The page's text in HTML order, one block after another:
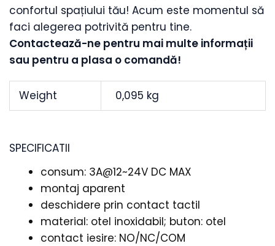
confortul spațiului tău! Acum este momentul să
faci alegerea potrivită pentru tine.
Contactează-ne pentru mai multe informații
sau pentru a plasa o comandă!
Weight 0,095 kg
SPECIFICATII
consum: 3A@12~24V DC MAX
montaj aparent
deschidere prin contact tactil
material: otel inoxidabil; buton: otel
contact iesire: NO/NC/COM